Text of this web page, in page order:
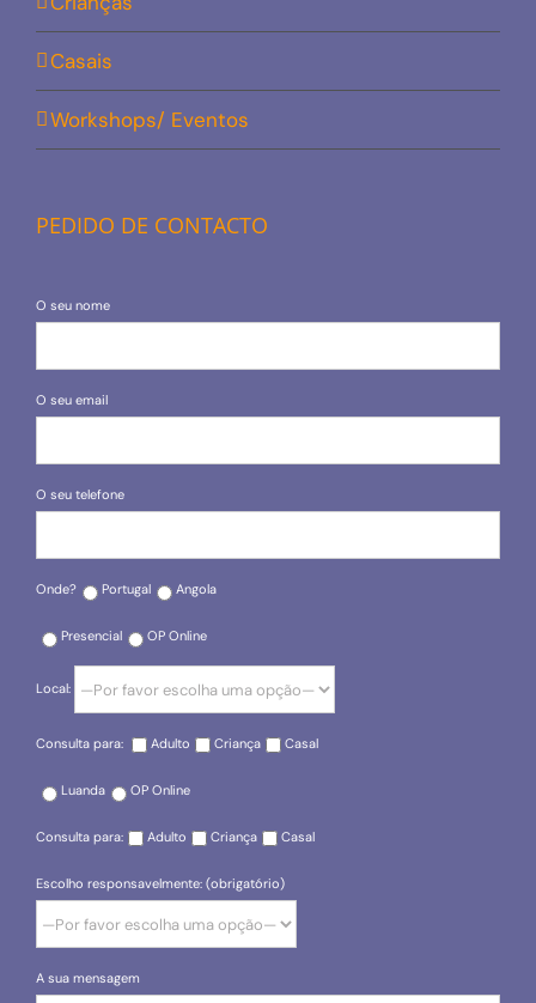
Casais
Workshops/ Eventos
PEDIDO DE CONTACTO
O seu nome
O seu email
O seu telefone
Onde? Portugal Angola
Presencial OP Online
Local:
Consulta para: Adulto Criança Casal
Luanda OP Online
Consulta para: Adulto Criança Casal
Escolho responsavelmente: (obrigatório)
A sua mensagem